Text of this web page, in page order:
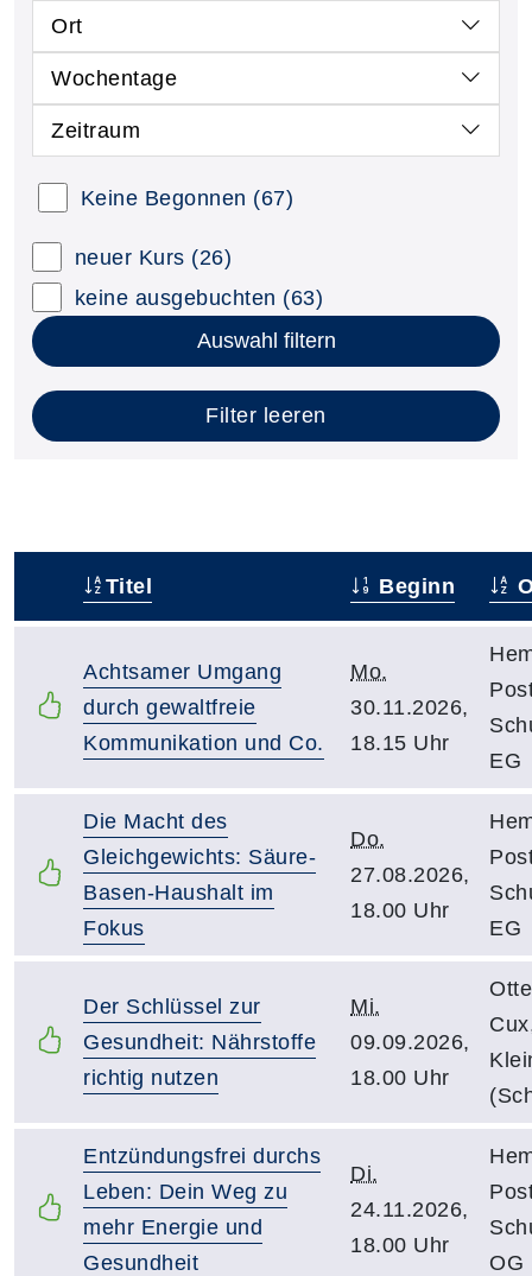
Ort
Wochentage
Zeitraum
Keine Begonnen (67)
neuer Kurs (26)
keine ausgebuchten (63)
Auswahl filtern
Filter leeren
Titel Beginn
Achtsamer Umgang
durch gewaltfreie
Kommunikation und Co.
Mo.
30.11.2026,
18.15 Uhr
EG
Die Macht des
Gleichgewichts: Säure-
Basen-Haushalt im
Fokus
Do.
27.08.2026,
18.00 Uhr
EG
Der Schlüssel zur
Gesundheit: Nährstoffe
richtig nutzen
Mi.
09.09.2026,
18.00 Uhr
Entzündungsfrei durchs
Leben: Dein Weg zu
mehr Energie und
Gesundheit
Di.
24.11.2026,
18.00 Uhr
OG